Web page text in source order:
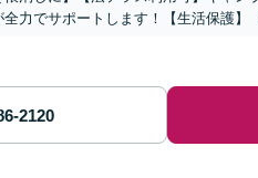
力でサポートします！【生活保護】